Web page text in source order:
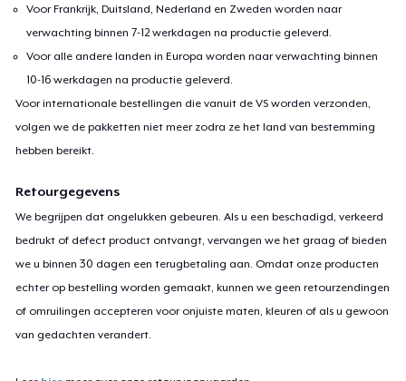
Voor Frankrijk, Duitsland, Nederland en Zweden worden naar
verwachting binnen 7-12 werkdagen na productie geleverd.
Voor alle andere landen in Europa worden naar verwachting binnen
10-16 werkdagen na productie geleverd.
Voor internationale bestellingen die vanuit de VS worden verzonden,
volgen we de pakketten niet meer zodra ze het land van bestemming
hebben bereikt.
Retourgegevens
We begrijpen dat ongelukken gebeuren. Als u een beschadigd, verkeerd
bedrukt of defect product ontvangt, vervangen we het graag of bieden
we u binnen 30 dagen een terugbetaling aan. Omdat onze producten
echter op bestelling worden gemaakt, kunnen we geen retourzendingen
of omruilingen accepteren voor onjuiste maten, kleuren of als u gewoon
van gedachten verandert.